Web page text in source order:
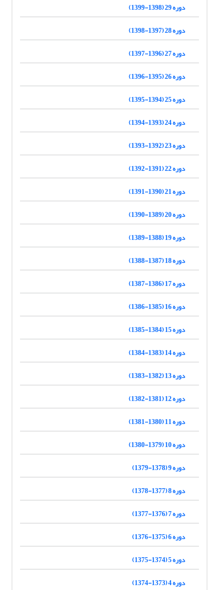
دوره 29 (1398-1399)
دوره 28 (1397-1398)
دوره 27 (1396-1397)
دوره 26 (1395-1396)
دوره 25 (1394-1395)
دوره 24 (1393-1394)
دوره 23 (1392-1393)
دوره 22 (1391-1392)
دوره 21 (1390-1391)
دوره 20 (1389-1390)
دوره 19 (1388-1389)
دوره 18 (1387-1388)
دوره 17 (1386-1387)
دوره 16 (1385-1386)
دوره 15 (1384-1385)
دوره 14 (1383-1384)
دوره 13 (1382-1383)
دوره 12 (1381-1382)
دوره 11 (1380-1381)
دوره 10 (1379-1380)
دوره 9 (1378-1379)
دوره 8 (1377-1378)
دوره 7 (1376-1377)
دوره 6 (1375-1376)
دوره 5 (1374-1375)
دوره 4 (1373-1374)